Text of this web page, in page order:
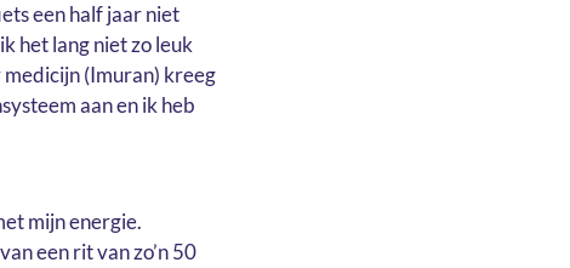
een half jaar niet
het lang niet zo leuk
(Imuran) kreeg
aan en ik heb
mijn energie.
een rit van zo’n 50